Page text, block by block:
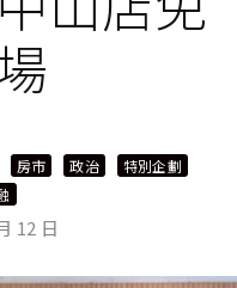
房市 政治
特別企劃
12 日